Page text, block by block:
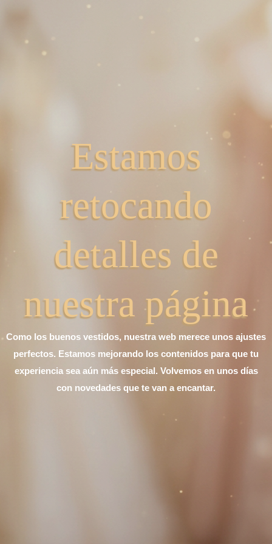
Estamos
retocando
detalles de
nuestra página
Como los buenos vestidos, nuestra web merece unos ajustes
perfectos. Estamos mejorando los contenidos para que tu
experiencia sea aún más especial. Volvemos en unos días
con novedades que te van a encantar.